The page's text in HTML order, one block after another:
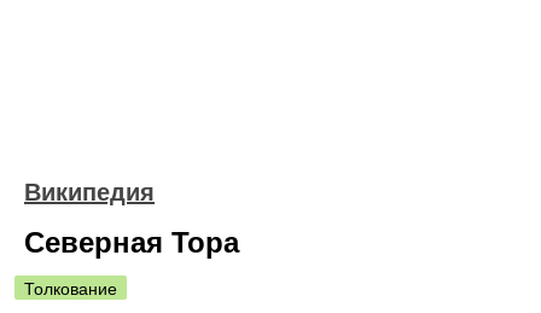
Википедия
Северная Тора
Толкование